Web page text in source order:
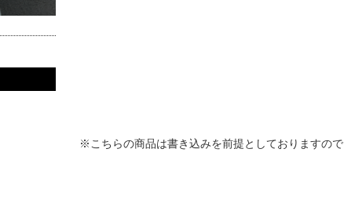
※こちらの商品は書き込みを前提としておりますので